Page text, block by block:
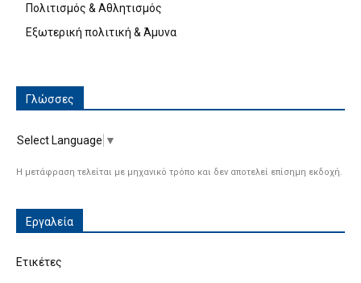
Πολιτισμός & Αθλητισμός
Εξωτερική πολιτική & Άμυνα
Γλώσσες
Select Language ▼
Η μετάφραση τελείται με μηχανικό τρόπο και δεν αποτελεί επίσημη εκδοχή.
Εργαλεία
Ετικέτες